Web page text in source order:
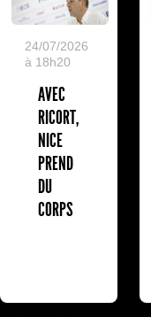
24/07/2026
à 18h20
AVEC
RICORT,
NICE
PREND
DU
CORPS